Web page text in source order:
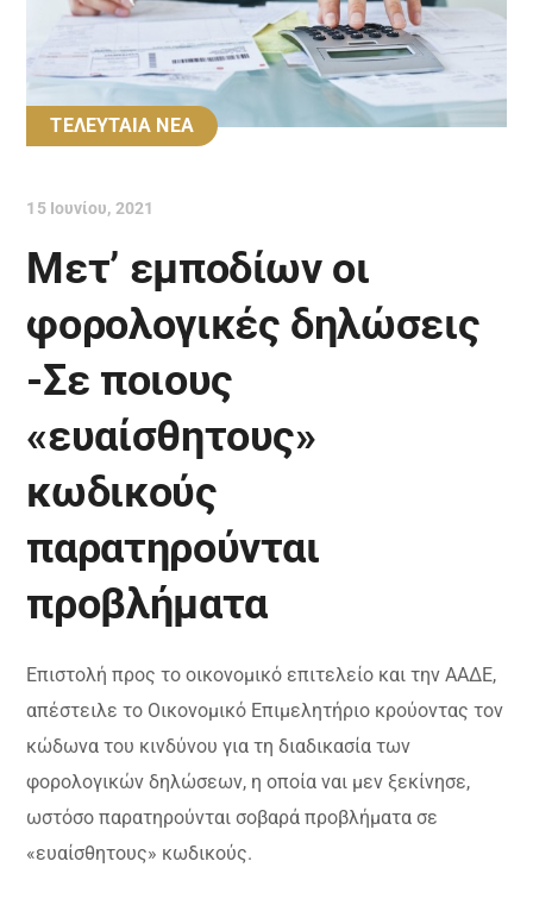
ΤΕΛΕΥΤΑΙΑ ΝΕΑ
15 Ιουνίου, 2021
Μετ’ εμποδίων οι
φορολογικές δηλώσεις
-Σε ποιους
«ευαίσθητους»
κωδικούς
παρατηρούνται
προβλήματα
Επιστολή προς το οικονομικό επιτελείο και την ΑΑΔΕ,
απέστειλε το Οικονομικό Επιμελητήριο κρούοντας τον
κώδωνα του κινδύνου για τη διαδικασία των
φορολογικών δηλώσεων, η οποία ναι μεν ξεκίνησε,
ωστόσο παρατηρούνται σοβαρά προβλήματα σε
«ευαίσθητους» κωδικούς.